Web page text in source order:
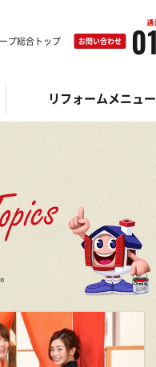
リフォームメニュー
プ総合トップ お問い合わせ